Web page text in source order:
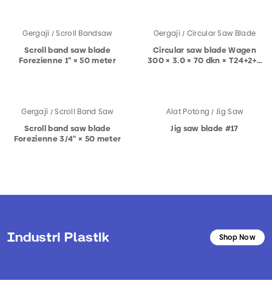
Gergaji / Scroll Bandsaw
Scroll band saw blade
Forezienne 1" × 50 meter
Gergaji / Circular Saw Blade
Circular saw blade Wagen
300 × 3.0 × 70 dkn × T24+2+2
Gergaji / Scroll Band Saw
Scroll band saw blade
Forezienne 3/4" × 50 meter
Alat Potong / Jig Saw
Jig saw blade #17
Industri Plastik Shop Now